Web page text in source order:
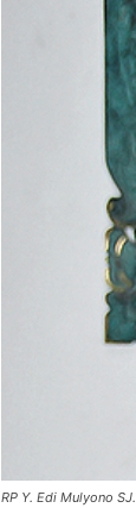
RP Y. Edi Mulyono SJ.